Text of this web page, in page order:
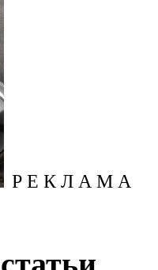
Р Е К Л А М А